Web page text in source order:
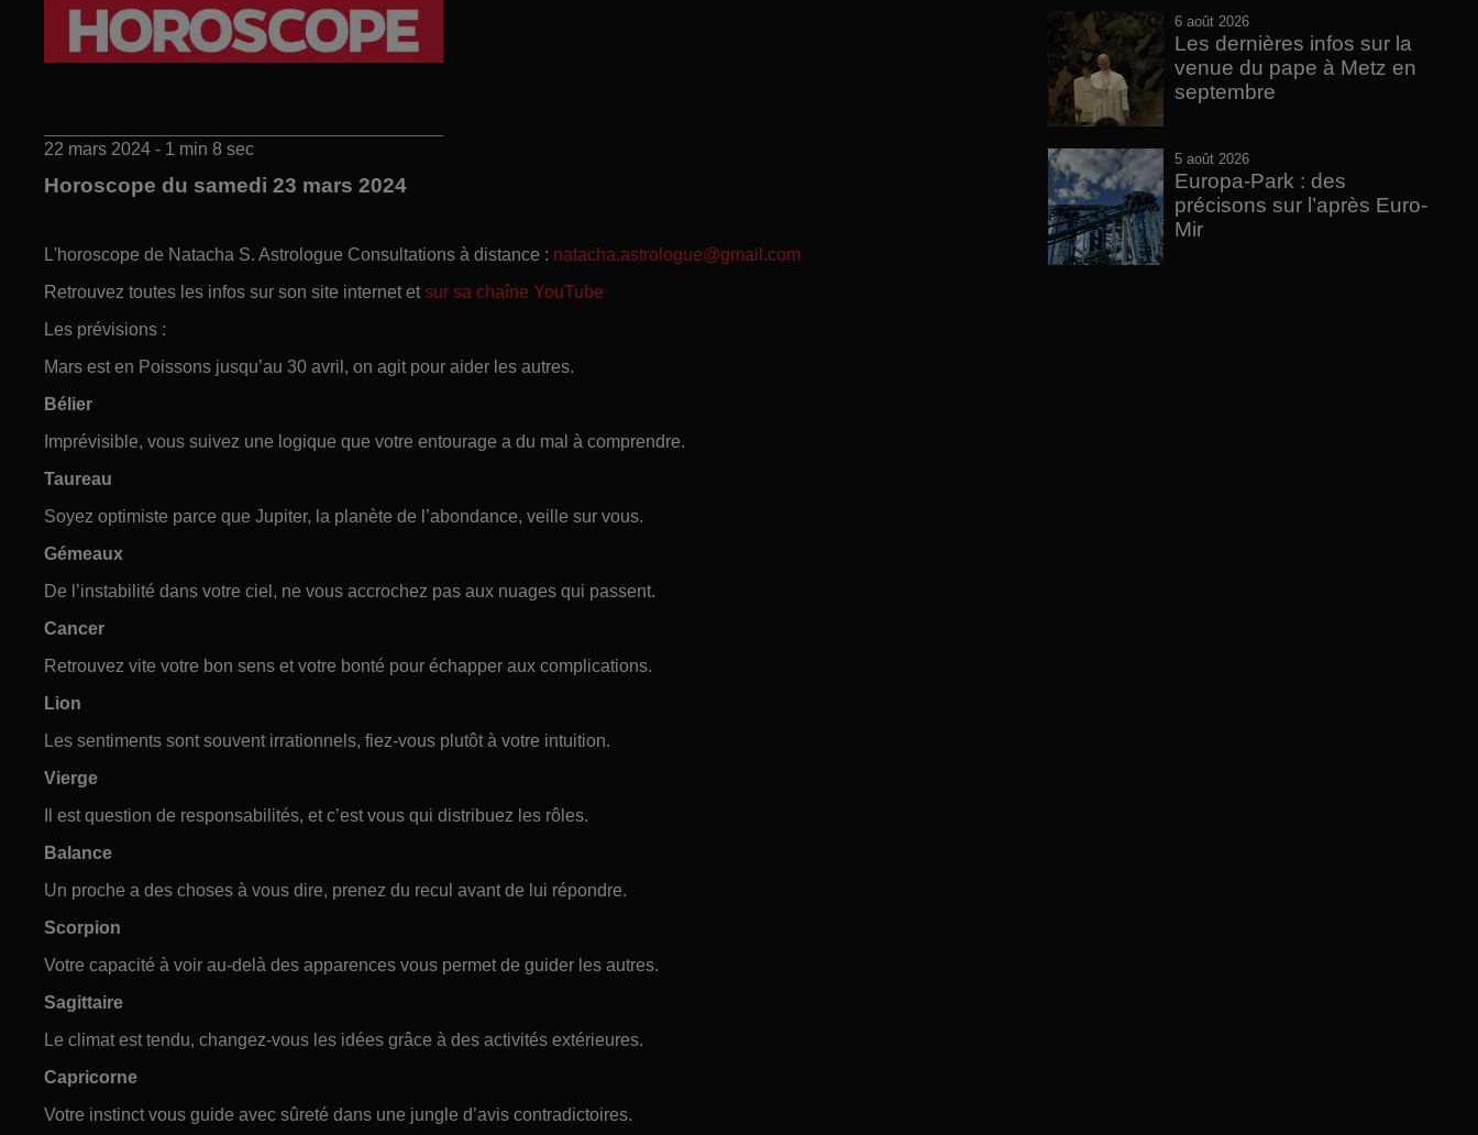
22 mars 2024 - 1 min 8 sec
Horoscope du samedi 23 mars 2024
L'horoscope de Natacha S. Astrologue Consultations à distance : natacha.astrologue@gmail.com
Retrouvez toutes les infos sur son site internet et sur sa chaîne YouTube
Les prévisions :
Mars est en Poissons jusqu’au 30 avril, on agit pour aider les autres.
Bélier
Imprévisible, vous suivez une logique que votre entourage a du mal à comprendre.
Taureau
Soyez optimiste parce que Jupiter, la planète de l’abondance, veille sur vous.
Gémeaux
De l’instabilité dans votre ciel, ne vous accrochez pas aux nuages qui passent.
Cancer
Retrouvez vite votre bon sens et votre bonté pour échapper aux complications.
Lion
Les sentiments sont souvent irrationnels, fiez-vous plutôt à votre intuition.
Vierge
Il est question de responsabilités, et c’est vous qui distribuez les rôles.
Balance
Un proche a des choses à vous dire, prenez du recul avant de lui répondre.
Scorpion
Votre capacité à voir au-delà des apparences vous permet de guider les autres.
Sagittaire
Le climat est tendu, changez-vous les idées grâce à des activités extérieures.
Capricorne
Votre instinct vous guide avec sûreté dans une jungle d’avis contradictoires.
6 août 2026
Les dernières infos sur la
venue du pape à Metz en
septembre
5 août 2026
Europa-Park : des
précisons sur l’après Euro-
Mir